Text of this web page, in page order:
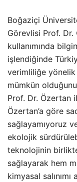
Boğaziçi
Görevlisi Prof.
kullanımında
işlendiğinde
verimliliğe
mümkün
Prof. Dr. Özertan
Özertan’a göre
sağlayamıyoruz
ekolojik
teknolojinin
sağlayarak hem
kimyasal